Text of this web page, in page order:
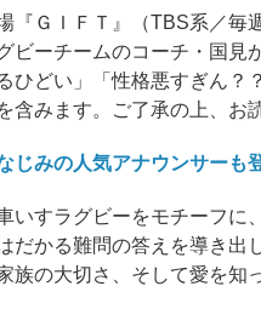
ＧＩＦＴ』（TBS系／毎
ビーチームのコーチ・国見
ひどい」「性格悪すぎん？
みます。ご了承の上、お
じみの人気アナウンサーも
すラグビーをモチーフに
だかる難問の答えを導き出
族の大切さ、そして愛を知